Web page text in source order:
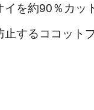
を約90％カッ
するココット